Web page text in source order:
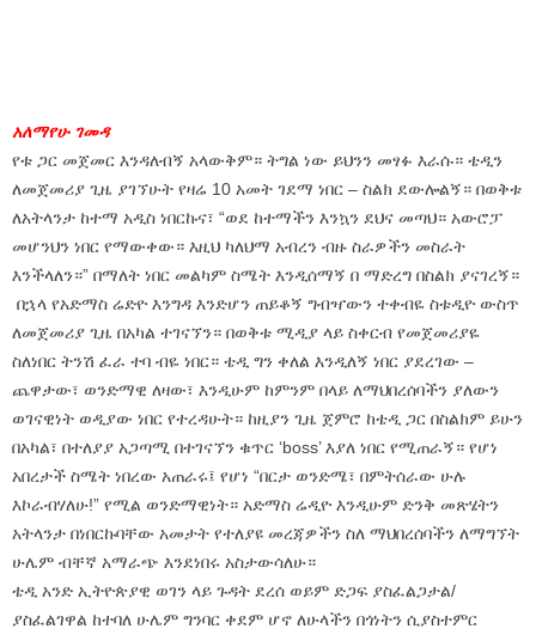
አለማየሁ ገመዳ
የቱ ጋር መጀመር እንዳለብኝ አላውቅም። ትግል ነው ይህንን መፃፉ እራሱ። ቴዲን
ለመጀመሪያ ጊዜ ያገኘሁት የዛሬ 10 አመት ገደማ ነበር – ስልክ ደውሎልኝ። በወቅቱ
ለአትላንታ ከተማ አዲስ ነበርኩና፣ “ወደ ከተማችን እንኳን ደህና መጣህ። አውሮፓ
መሆንህን ነበር የማውቀው። እዚህ ካለህማ አብረን ብዙ ስራዎችን መስራት
እንችላለን።” በማለት ነበር መልካም ስሜት እንዲሰማኝ በ ማድረግ በስልክ ያናገረኝ።
በኋላ የአድማስ ሬድዮ እንግዳ እንድሆን ጠይቆኝ ግብዣውን ተቀብዬ ስቱዲዮ ውስጥ
ለመጀመሪያ ጊዜ በአካል ተገናኘን። በወቅቱ ሚዲያ ላይ ስቀርብ የመጀመሪያዬ
ስለነበር ትንሽ ፈራ ተባ ብዬ ነበር። ቴዲ ግን ቀለል እንዲለኝ ነበር ያደረገው –
ጨዋታው፣ ወንድማዊ ለዛው፣ እንዲሁም ከምንም በላይ ለማህበረሰባችን ያለውን
ወገናዊነት ወዲያው ነበር የተረዳሁት። ከዚያን ጊዜ ጀምሮ ከቴዲ ጋር በስልክም ይሁን
በአካል፣ በተለያያ አጋጣሚ በተገናኘን ቁጥር ‘boss’ እያለ ነበር የሚጠራኝ። የሆነ
አበረታች ስሜት ነበረው አጠራሩ፤ የሆነ “በርታ ወንድሜ፣ በምትሰራው ሁሉ
እኮራብሃለሁ!” የሚል ወንድማዊነት። አድማስ ሬዲዮ እንዲሁም ድንቅ መጽሄትን
አትላንታ በነበርኩባቸው አመታት የተለያዩ መረጃዎችን ስለ ማህበረሰባችን ለማግኘት
ሁሌም ብቸኛ አማራጭ እንደነበሩ አስታውሳለሁ።
ቴዲ አንድ ኢትዮጵያዊ ወገን ላይ ጉዳት ደረሰ ወይም ድጋፍ ያስፈልጋታል/
ያስፈልገዋል ከተባለ ሁሌም ግንባር ቀደም ሆኖ ለሁላችን በጎነትን ሲያስተምር